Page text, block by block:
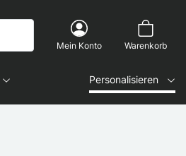
Mein Konto Warenkorb
Personalisieren